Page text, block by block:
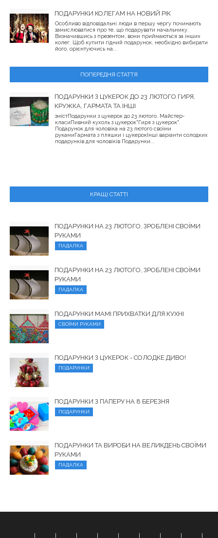
ПОДАРУНКИ КОЛЕГАМ НА НОВИЙ РІК
Особливо відповідальні люди в першу чергу починають
замислюватися про те, що подарувати начальнику.
Визначившись з презентом, вони приймаються за інших
колег. Щоб купити гідний подарунок, необхідно вибирати
його, орієнтуючись на...
ПОПЕРЕДНЯ СТАТТЯ
ПОДАРУНКИ З ЦУКЕРОК ДО 23 ЛЮТОГО ГИРЯ,
КРУЖКА, ГАРМАТА ТА ІНШІ
змістПодарунки з цукерок до 23 лютого. Майстер-
класиПивний кухоль з цукерок"Гиря з цукерок".
Подарунок для чоловіка на 23 лютого своїми
рукамиГармата з пляшки і цукерокІнші варіанти солодких
подарунків для чоловіків Подарунки...
КРАЩІ СТАТТІ
ПОДАРУНКИ НА 23 ЛЮТОГО, ЗРОБЛЕНІ СВОЇМИ
РУКАМИ
ПАДАЛКА
ПОДАРУНКИ НА 23 ЛЮТОГО, ЗРОБЛЕНІ СВОЇМИ
РУКАМИ
ПАДАЛКА
ПОДАРУНКИ МАМІ ПРИХВАТКИ ДЛЯ КУХНІ
СВОЇМИ РУКАМИ
ПОДАРУНКИ З ЦУКЕРОК - СОЛОДКЕ ДИВО!
ПОДАРУНКИ
ПОДАРУНКИ З ПАПЕРУ НА 8 БЕРЕЗНЯ
ПОДАРУНКИ
ПОДАРУНКИ ТА ВИРОБИ НА ВЕЛИКДЕНЬ СВОЇМИ
РУКАМИ
ПАДАЛКА